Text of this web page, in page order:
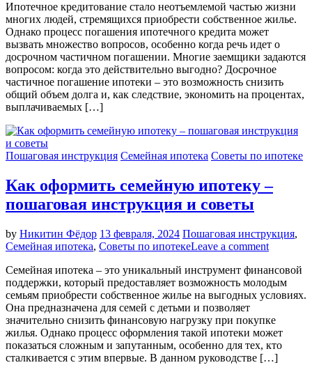
Ипотечное кредитование стало неотъемлемой частью жизни
многих людей, стремящихся приобрести собственное жилье.
Однако процесс погашения ипотечного кредита может
вызвать множество вопросов, особенно когда речь идет о
досрочном частичном погашении. Многие заемщики задаются
вопросом: когда это действительно выгодно? Досрочное
частичное погашение ипотеки – это возможность снизить
общий объем долга и, как следствие, экономить на процентах,
выплачиваемых […]
Пошаговая инструкция Семейная ипотека Советы по ипотеке
Как оформить семейную ипотеку –
пошаговая инструкция и советы
by Никитин Фёдор 13 февраля, 2024 Пошаговая инструкция,
Семейная ипотека, Советы по ипотекеLeave a comment
Семейная ипотека – это уникальный инструмент финансовой
поддержки, который предоставляет возможность молодым
семьям приобрести собственное жилье на выгодных условиях.
Она предназначена для семей с детьми и позволяет
значительно снизить финансовую нагрузку при покупке
жилья. Однако процесс оформления такой ипотеки может
показаться сложным и запутанным, особенно для тех, кто
сталкивается с этим впервые. В данном руководстве […]